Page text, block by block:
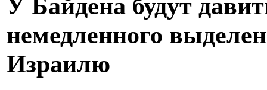
У Байдена будут
немедленного
Израилю